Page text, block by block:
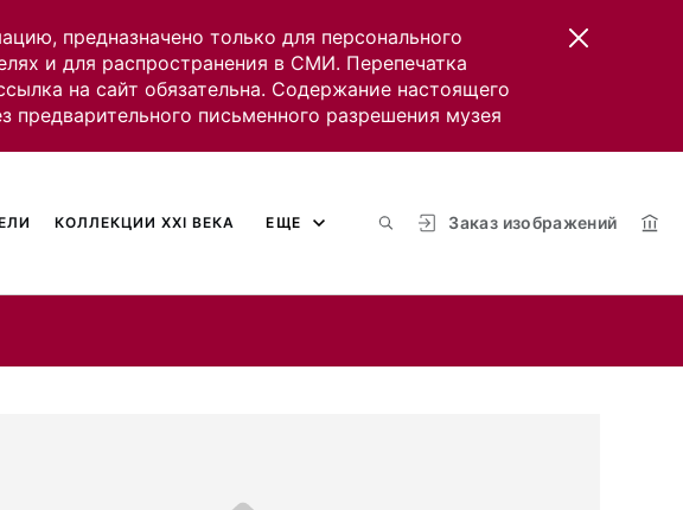
предназначено только для персонального
и для распространения в СМИ. Перепечатка
на сайт обязательна. Содержание настоящего
письменного разрешения музея
Заказ изображений
КОЛЛЕКЦИИ XXI ВЕКА ЕЩЕ